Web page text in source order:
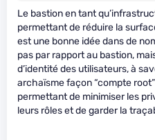
Le bastion en tant
permettant de réduire la
est une bonne idée dans de
pas par rapport au bastion,
d’identité des utilisateurs, à
archaïsme façon “compte
permettant de minimiser les
leurs rôles et de garder la